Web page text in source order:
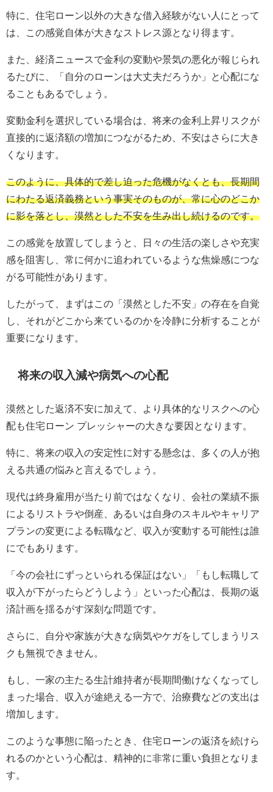
特に、住宅ローン以外の大きな借入経験がない人にとって
は、この感覚自体が大きなストレス源となり得ます。
また、経済ニュースで金利の変動や景気の悪化が報じられ
るたびに、「自分のローンは大丈夫だろうか」と心配にな
ることもあるでしょう。
変動金利を選択している場合は、将来の金利上昇リスクが
直接的に返済額の増加につながるため、不安はさらに大き
くなります。
このように、具体的で差し迫った危機がなくとも、長期間
にわたる返済義務という事実そのものが、常に心のどこか
に影を落とし、漠然とした不安を生み出し続けるのです。
この感覚を放置してしまうと、日々の生活の楽しさや充実
感を阻害し、常に何かに追われているような焦燥感につな
がる可能性があります。
したがって、まずはこの「漠然とした不安」の存在を自覚
し、それがどこから来ているのかを冷静に分析することが
重要になります。
将来の収入減や病気への心配
漠然とした返済不安に加えて、より具体的なリスクへの心
配も住宅ローン プレッシャーの大きな要因となります。
特に、将来の収入の安定性に対する懸念は、多くの人が抱
える共通の悩みと言えるでしょう。
現代は終身雇用が当たり前ではなくなり、会社の業績不振
によるリストラや倒産、あるいは自身のスキルやキャリア
プランの変更による転職など、収入が変動する可能性は誰
にでもあります。
「今の会社にずっといられる保証はない」「もし転職して
収入が下がったらどうしよう」といった心配は、長期の返
済計画を揺るがす深刻な問題です。
さらに、自分や家族が大きな病気やケガをしてしまうリス
クも無視できません。
もし、一家の主たる生計維持者が長期間働けなくなってし
まった場合、収入が途絶える一方で、治療費などの支出は
増加します。
このような事態に陥ったとき、住宅ローンの返済を続けら
れるのかという心配は、精神的に非常に重い負担となりま
す。